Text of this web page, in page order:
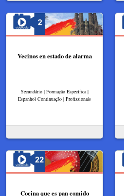
Vecinos en estado de alarma
Secundário | Formação Específica |
Espanhol Continuação | Profissionais
Cocina que es pan comido